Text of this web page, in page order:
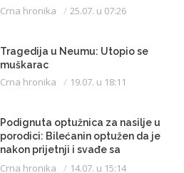
Crna hronika 25.07. u 07:26
Tragedija u Neumu: Utopio se
muškarac
Crna hronika 19.07. u 18:11
Podignuta optužnica za nasilje u
porodici: Bilećanin optužen da je
nakon prijetnji i svađe sa
partnerkom zapalio kuću
Crna hronika 14.07. u 15:14